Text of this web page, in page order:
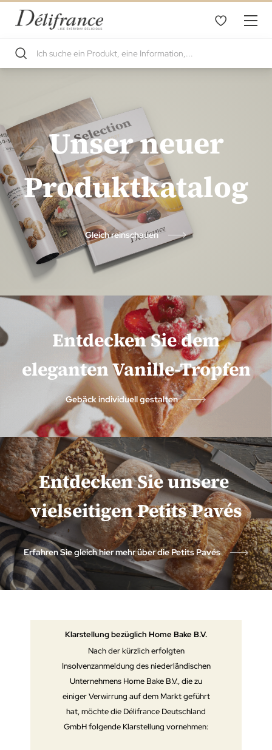
Unserneuer
Produktkatalog
Gleich reinschauen
Entdecken Sie dem
eleganten Vanille-Tropfen
Gebäck individuell gestalten
Entdecken Sie unsere
vielseitigen Petits Pavés
Erfahren Sie gleich hier mehr über die Petits Pavés
Klarstellung bezüglich Home Bake B.V.
Nach der kürzlich erfolgten
Insolvenzanmeldung des niederländischen
Unternehmens Home Bake B.V., die zu
einiger Verwirrung auf dem Markt geführt
hat, möchte die Délifrance Deutschland
GmbH folgende Klarstellung vornehmen: